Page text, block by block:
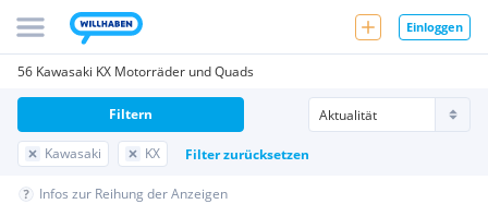
Einloggen
56 Kawasaki KX Motorräder und Quads
Kawasaki KX Filter zurücksetzen
Filtern
Infos zur Reihung der Anzeigen